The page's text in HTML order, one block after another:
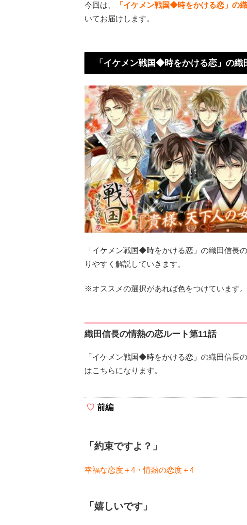
今回は、 「イケメン戦国◆時をかける恋」の
いてお届けします。
「イケメン戦国◆時をかける恋」の
「イケメン戦国◆時をかける恋」の織田信長
りやすく解説していきます。
※オススメの選択があれば色をつけています。
織田信長の情熱の恋ルート第11話
「イケメン戦国◆時をかける恋」の織田信長
はこちらになります。
前編
「約束ですよ？」
幸福な恋度＋4・情熱の恋度＋4
「嬉しいです」